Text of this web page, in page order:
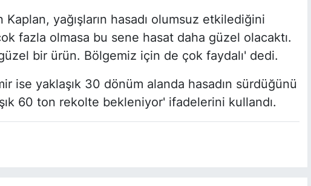
yağışların hasadı olumsuz etkilediğini
fazla olmasa bu sene hasat daha güzel olacaktı.
bir ürün. Bölgemiz için de çok faydalı' dedi.
ise yaklaşık 30 dönüm alanda hasadın sürdüğünü
60 ton rekolte bekleniyor' ifadelerini kullandı.